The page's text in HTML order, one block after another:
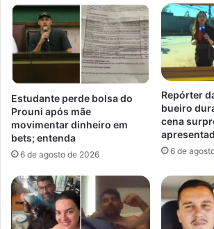
Estudante perde bolsa do
Prouni após mãe
movimentar dinheiro em
bets; entenda
6 de agosto de 2026
Repórter
bueiro
cena
6 de